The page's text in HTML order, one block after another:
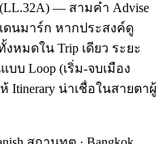
(LL.32A) — สามคำ Advise
นมาร์ก หากประสงค์ดู
ทั้งหมดใน Trip เดียว ระยะ
บบ Loop (เริ่ม-จบเมือง
Itinerary น่าเชื่อในสายตาผู้